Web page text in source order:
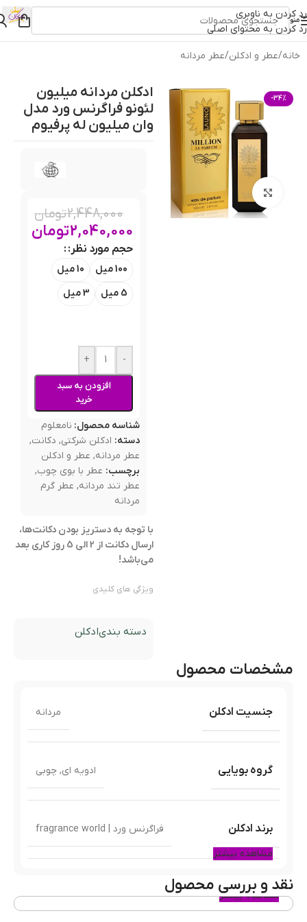
رد کردن به ناوبری
رد کردن به محتوای اصلی
منو
خانه/عطر و ادکلن/عطر مردانه
-34%
بزرگنمایی تصویر
ادکلن مردانه میلیون
لئونو فراگرنس ورد مدل
وان میلیون له پرفیوم
2,448,000تومان
2,040,000تومان
حجم مورد نظر:
100 میل
10 میل
5 میل
3 میل
-
+
افزودن به سبد
خرید
شناسه محصول: نامعلوم
دسته: ادکلن شرکتی, دکانت,
عطر مردانه, عطر و ادکلن
برچسب: عطر با بوی چوب,
عطر تند مردانه, عطر گرم
مردانه
با توجه به دستریز بودن دکانت‌ها،
ارسال دکانت از 2 الی 5 روز کاری بعد
می‌باشد!
ویژگی های کلیدی
دسته بندیادکلن
مشخصات محصول
جنسیت ادکلن مردانه
گروه بویایی ادویه ای, چوبی
برند ادکلن فراگرنس ورد | fragrance world
مشابه ادکلن
مشاهده بیشتر
نقد و بررسی محصول
مشاهده بیشتر